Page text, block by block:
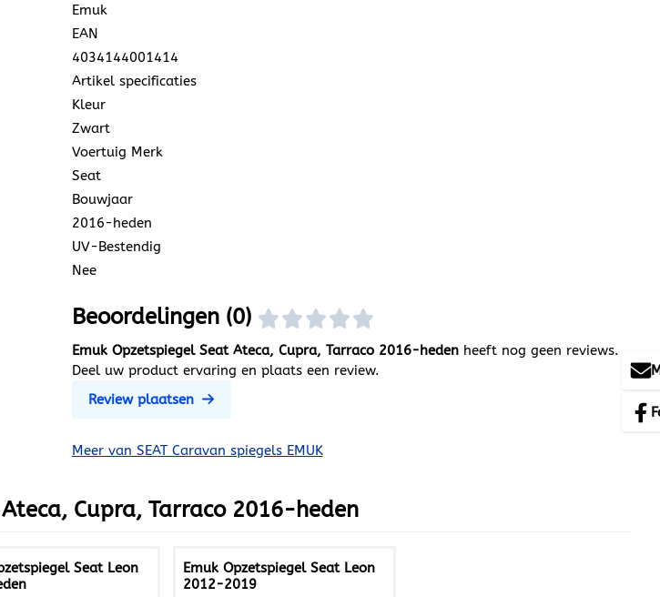
Emuk
EAN
4034144001414
Artikel specificaties
Kleur
Zwart
Voertuig Merk
Seat
Bouwjaar
2016-heden
UV-Bestendig
Nee
Beoordelingen (0)
Emuk Opzetspiegel Seat Ateca, Cupra, Tarraco 2016-heden heeft nog geen reviews.
Deel uw product ervaring en plaats een review.
Review plaatsen
Meer van SEAT Caravan spiegels EMUK
Cupra, Tarraco 2016-heden
Seat Leon
Emuk Opzetspiegel Seat Leon
2012-2019